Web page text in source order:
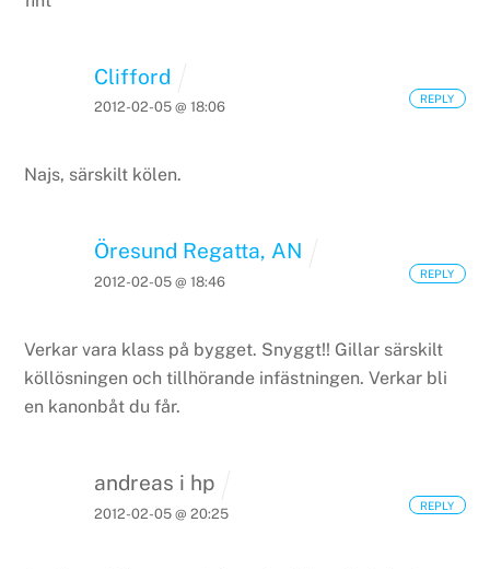
Clifford
2012-02-05 @ 18:06
Najs, särskilt kölen.
REPLY
Öresund Regatta, AN
2012-02-05 @ 18:46
Verkar vara klass på bygget. Snyggt!! Gillar särskilt
köllösningen och tillhörande infästningen. Verkar bli
en kanonbåt du får.
REPLY
andreas i hp
2012-02-05 @ 20:25
REPLY